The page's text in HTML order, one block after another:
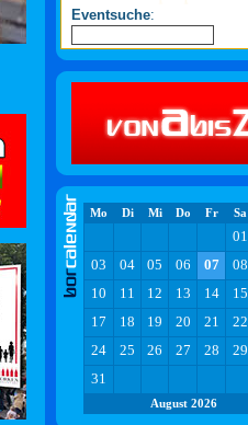
Eventsuche:
Mo Di Mi Do Fr Sa
01
03
04 05 06 07 08
10
11 12 13 14 15
17
18 19 20 21 22
24
25 26 27 28 29
31
August 2026